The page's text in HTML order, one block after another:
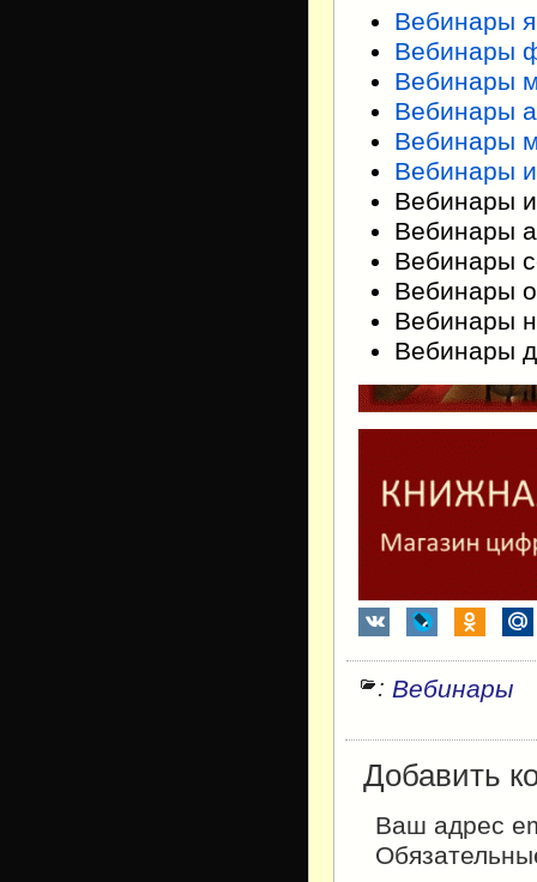
Вебинары
Вебинары
Вебинары
Вебинары
Вебинары
Вебинары
Вебинары
Вебинары
Вебинары
Вебинары
Вебинары
Вебинары
: Вебинары
Добавить
Ваш адрес